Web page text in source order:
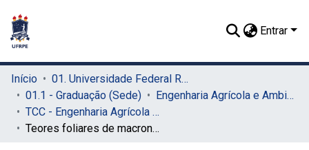
Entrar
Início
01. Universidade Federal Rural de Pernambuco - UFRPE (Sede)
01.1 - Graduação (Sede)
Engenharia Agrícola e Ambiental (Sede)
TCC - Engenharia Agrícola e Ambiental (Sede)
Teores foliares de macronutrientes na cultura do amendoim sob irrigação por pulsos com águas salobras